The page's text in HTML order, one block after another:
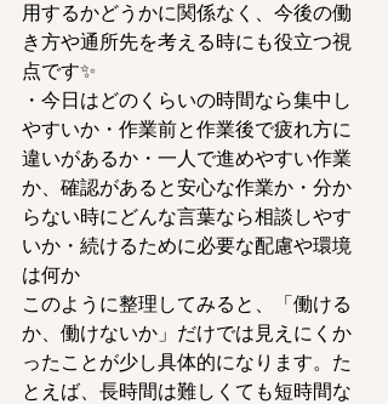
用するかどうかに関係なく、今後の働
き方や通所先を考える時にも役立つ視
点です✨
・今日はどのくらいの時間なら集中し
やすいか・作業前と作業後で疲れ方に
違いがあるか・一人で進めやすい作業
か、確認があると安心な作業か・分か
らない時にどんな言葉なら相談しやす
いか・続けるために必要な配慮や環境
は何か
このように整理してみると、「働ける
か、働けないか」だけでは見えにくか
ったことが少し具体的になります。た
とえば、長時間は難しくても短時間な